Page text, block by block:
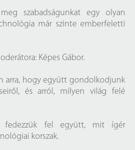
szabadságunkat egy olyan
már szinte emberfeletti
Képes Gábor.
arra, hogy együtt gondolkodjunk
és arról, milyen világ felé
fedezzük fel együtt, mit ígér
korszak.